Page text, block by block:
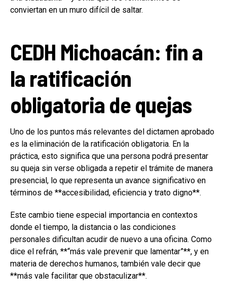
conviertan en un muro difícil de saltar.
CEDH Michoacán: fin a
la ratificación
obligatoria de quejas
Uno de los puntos más relevantes del dictamen aprobado
es la eliminación de la ratificación obligatoria. En la
práctica, esto significa que una persona podrá presentar
su queja sin verse obligada a repetir el trámite de manera
presencial, lo que representa un avance significativo en
términos de **accesibilidad, eficiencia y trato digno**.
Este cambio tiene especial importancia en contextos
donde el tiempo, la distancia o las condiciones
personales dificultan acudir de nuevo a una oficina. Como
dice el refrán, **“más vale prevenir que lamentar”**, y en
materia de derechos humanos, también vale decir que
**más vale facilitar que obstaculizar**.